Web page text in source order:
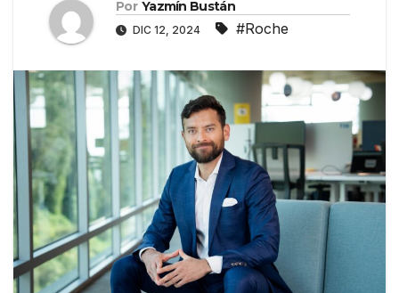
Por Yazmín Bustán
DIC 12, 2024 #Roche